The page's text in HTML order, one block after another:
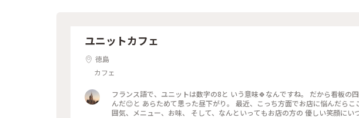
ユニットカフェ
徳島
カフェ
フランス語で、ユニットは数字の8と いう意味🍀なんですね。 だから看板の
んだ😊と あらためて思った昼下がり。 最近、こっち方面でお店に悩んだら